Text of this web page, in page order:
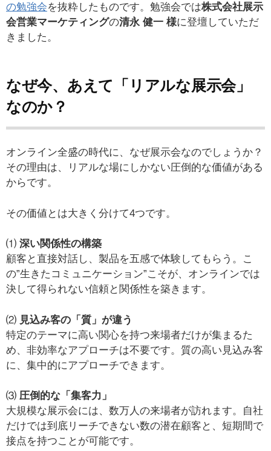
の勉強会を抜粋したものです。勉強会では株式会社展示
会営業マーケティングの清永 健一 様に登壇していただ
きました。
なぜ今、あえて「リアルな展示会」
なのか？
オンライン全盛の時代に、なぜ展示会なのでしょうか？
その理由は、リアルな場にしかない圧倒的な価値がある
からです。
その価値とは大きく分けて4つです。
⑴ 深い関係性の構築
顧客と直接対話し、製品を五感で体験してもらう。こ
の”生きたコミュニケーション”こそが、オンラインでは
決して得られない信頼と関係性を築きます。
⑵ 見込み客の「質」が違う
特定のテーマに高い関心を持つ来場者だけが集まるた
め、非効率なアプローチは不要です。質の高い見込み客
に、集中的にアプローチできます。
⑶ 圧倒的な「集客力」
大規模な展示会には、数万人の来場者が訪れます。自社
だけでは到底リーチできない数の潜在顧客と、短期間で
接点を持つことが可能です。